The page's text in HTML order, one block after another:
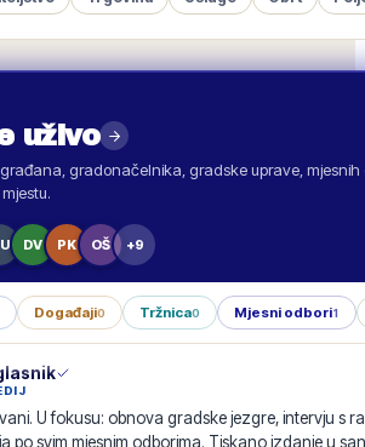
uživo
gradonačelnika, gradske uprave,
DV PK OŠ +9
Događaji0 Tržnica0 Mjesni odbori1
U fokusu: obnova gradske jezgre, intervju s
po svim mjesnim odborima. Tiskano izdanje u